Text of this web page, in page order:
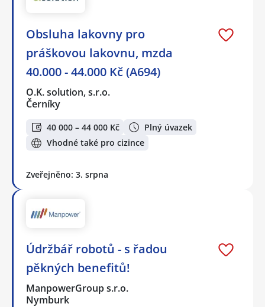
Obsluha lakovny pro
práškovou lakovnu, mzda
40.000 - 44.000 Kč (A694)
O.K. solution, s.r.o.
Černíky
40 000 – 44 000 Kč
Plný úvazek
Vhodné také pro cizince
Zveřejněno: 3. srpna
Údržbář robotů - s řadou
pěkných benefitů!
ManpowerGroup s.r.o.
Nymburk